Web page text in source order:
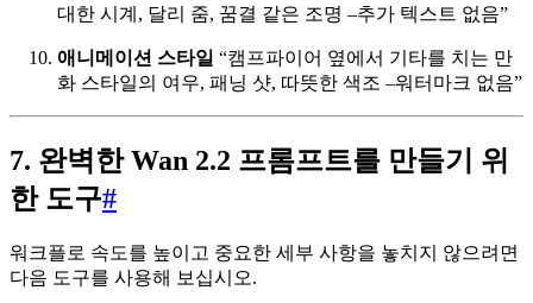
대한 시계, 달리 줌, 꿈결 같은 조명 –추가 텍스트 없음”
애니메이션 스타일 “캠프파이어 옆에서 기타를 치는 만
화 스타일의 여우, 패닝 샷, 따뜻한 색조 –워터마크 없음”
7. 완벽한 Wan 2.2 프롬프트를 만들기 위
한 도구#
워크플로 속도를 높이고 중요한 세부 사항을 놓치지 않으려면
다음 도구를 사용해 보십시오.